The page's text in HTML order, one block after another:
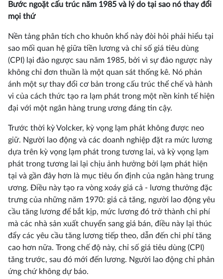
Bước ngoặt cấu trúc năm 1985 và lý do tại sao nó thay đổi
mọi thứ
Nền tảng phân tích cho khuôn khổ này đòi hỏi phải hiểu tại
sao mối quan hệ giữa tiền lương và chỉ số giá tiêu dùng
(CPI) lại đảo ngược sau năm 1985, bởi vì sự đảo ngược này
không chỉ đơn thuần là một quan sát thống kê. Nó phản
ánh một sự thay đổi cơ bản trong cấu trúc thể chế và hành
vi của cách thức tạo ra lạm phát trong một nền kinh tế hiện
đại với một ngân hàng trung ương đáng tin cậy.
Trước thời kỳ Volcker, kỳ vọng lạm phát không được neo
giữ. Người lao động và các doanh nghiệp đặt ra mức lương
dựa trên kỳ vọng lạm phát trong tương lai, và kỳ vọng lạm
phát trong tương lai lại chịu ảnh hưởng bởi lạm phát hiện
tại và gần đây hơn là mục tiêu ổn định của ngân hàng trung
ương. Điều này tạo ra vòng xoáy giá cả - lương thưởng đặc
trưng của những năm 1970: giá cả tăng, người lao động yêu
cầu tăng lương để bắt kịp, mức lương đó trở thành chi phí
mà các nhà sản xuất chuyển sang giá bán, điều này lại thúc
đẩy các yêu cầu tăng lương tiếp theo, dẫn đến chi phí tăng
cao hơn nữa. Trong chế độ này, chỉ số giá tiêu dùng (CPI)
tăng trước, sau đó mới đến lương. Người lao động chỉ phản
ứng chứ không dự báo.